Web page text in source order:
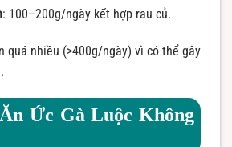
: 100–200g/ngày kết hợp rau củ.
quá nhiều (>400g/ngày) vì có thể gây
Ức Gà Luộc Không